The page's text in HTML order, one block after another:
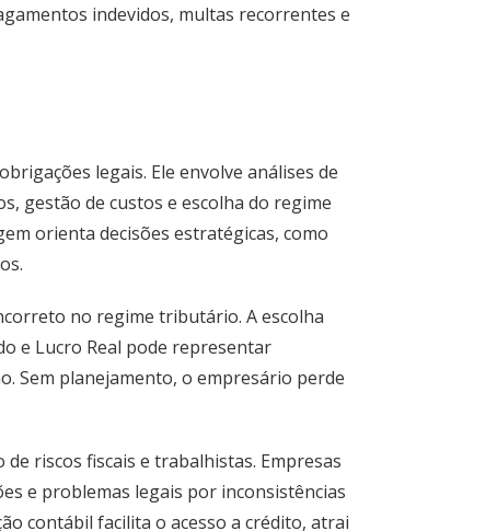
indevidos, multas recorrentes e
legais. Ele envolve análises de
gestão de custos e escolha do regime
orienta decisões estratégicas, como
no regime tributário. A escolha
e Lucro Real pode representar
Sem planejamento, o empresário perde
riscos fiscais e trabalhistas. Empresas
e problemas legais por inconsistências
contábil facilita o acesso a crédito, atrai